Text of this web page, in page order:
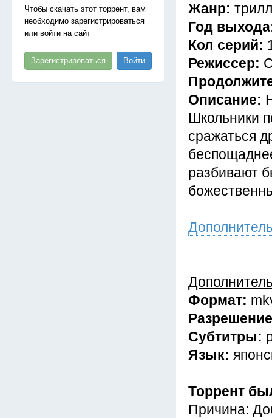
Чтобы скачать этот торрент, вам
необходимо зарегистрироваться
или войти на сайт
Зарегистрироваться Войти
Жанр:
Год
Кол серий:
Режиссер:
Описание:
Школьники
сражаться
разбивают
Формат:
Субтитры:
Язык:
Торрент
Причина: